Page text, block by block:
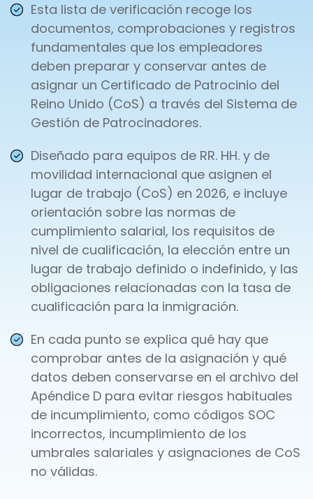
Esta lista de verificación recoge los
documentos, comprobaciones y registros
fundamentales que los empleadores
deben preparar y conservar antes de
asignar un Certificado de Patrocinio del
Reino Unido (CoS) a través del Sistema de
Gestión de Patrocinadores.
Diseñado para equipos de RR. HH. y de
movilidad internacional que asignen el
lugar de trabajo (CoS) en 2026, e incluye
orientación sobre las normas de
cumplimiento salarial, los requisitos de
nivel de cualificación, la elección entre un
lugar de trabajo definido o indefinido, y las
obligaciones relacionadas con la tasa de
cualificación para la inmigración.
En cada punto se explica qué hay que
comprobar antes de la asignación y qué
datos deben conservarse en el archivo del
Apéndice D para evitar riesgos habituales
de incumplimiento, como códigos SOC
incorrectos, incumplimiento de los
umbrales salariales y asignaciones de CoS
no válidas.